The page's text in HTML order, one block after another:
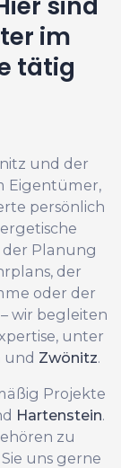
im
tätig
und der
Eigentümer,
persönlich
Planung
der
oder der
wir begleiten
unter
und Zwönitz.
Projekte
Hartenstein.
zu
uns gerne